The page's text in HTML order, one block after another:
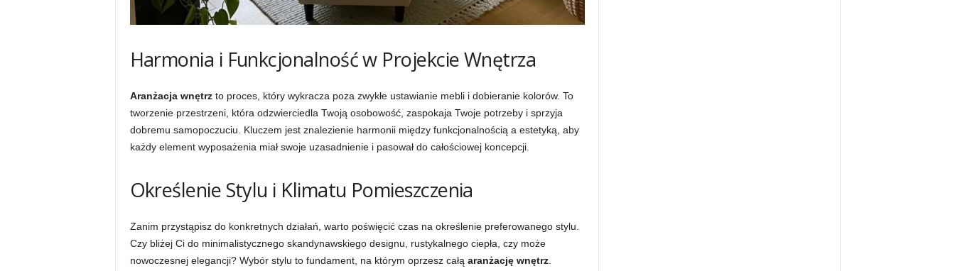
Harmonia i Funkcjonalność w Projekcie Wnętrza
Aranżacja wnętrzto proces, który wykracza poza zwykłe ustawianie mebli i dobieranie kolorów. To
tworzenie przestrzeni, która odzwierciedla Twoją osobowość, zaspokaja Twoje potrzeby i sprzyja
dobremu samopoczuciu. Kluczem jest znalezienie harmonii między funkcjonalnością a estetyką, aby
każdy element wyposażenia miał swoje uzasadnienie i pasował do całościowej koncepcji.
Określenie Stylu i Klimatu Pomieszczenia
Zanim przystąpisz do konkretnych działań, warto poświęcić czas na określenie preferowanego stylu.
Czy bliżej Ci do minimalistycznego skandynawskiego designu, rustykalnego ciepła, czy może
nowoczesnej elegancji? Wybór stylu to fundament, na którym oprzesz całą aranżację wnętrz.